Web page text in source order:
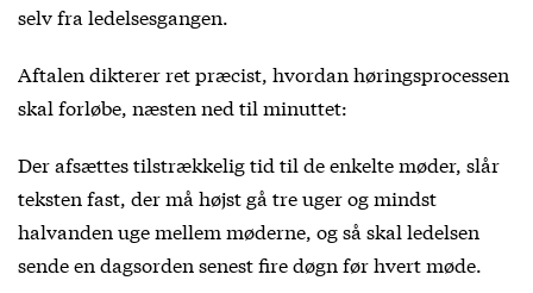
selv fra ledelsesgangen.
Aftalen dikterer ret præcist, hvordan høringsprocessen
skal forløbe, næsten ned til minuttet:
Der afsættes tilstrækkelig tid til de enkelte møder, slår
teksten fast, der må højst gå tre uger og mindst
halvanden uge mellem møderne, og så skal ledelsen
sende en dagsorden senest fire døgn før hvert møde.